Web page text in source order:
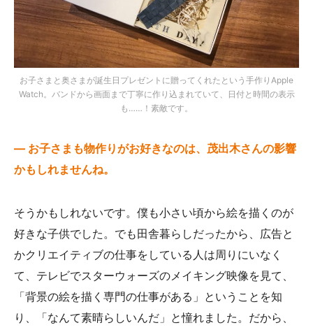
お子さまと奥さまが誕生日プレゼントに贈ってくれたという手作りApple
Watch。バンドから画面まで丁寧に作り込まれていて、日付と時間の表示
も……！素敵です。
— お子さまも物作りがお好きなのは、茂出木さんの影響
かもしれませんね。
そうかもしれないです。僕も小さい頃から絵を描くのが
好きな子供でした。でも田舎暮らしだったから、広告と
かクリエイティブの仕事をしている人は周りにいなく
て、テレビでスターウォーズのメイキング映像を見て、
「背景の絵を描く専門の仕事がある」ということを知
り、「なんて素晴らしいんだ」と憧れました。だから、